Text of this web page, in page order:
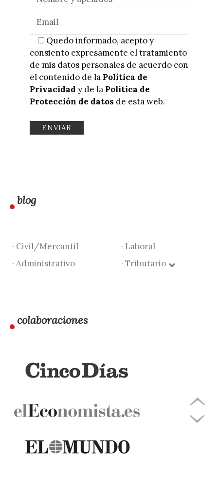
Quedo informado, acepto y
consiento expresamente el tratamiento
de mis datos personales de acuerdo con
el contenido de la Política de
Privacidad y de la Política de
Protección de datos de esta web.
blog
· Civil/Mercantil
· Laboral
· Administrativo
· Tributario
colaboraciones